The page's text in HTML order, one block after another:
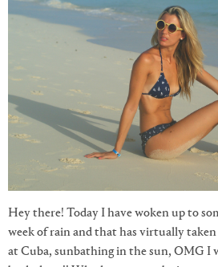
Hey there! Today I have woken up to
week of rain and that has virtually
at Cuba, sunbathing in the sun, OMG I